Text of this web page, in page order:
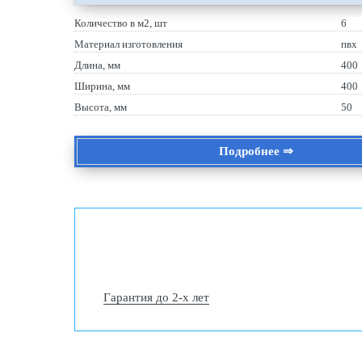
Количество в м2, шт
6
Материал изготовления
пвх
Длина, мм
400
Ширина, мм
400
Высота, мм
50
Подробнее ⇒
Гарантия до 2-х лет